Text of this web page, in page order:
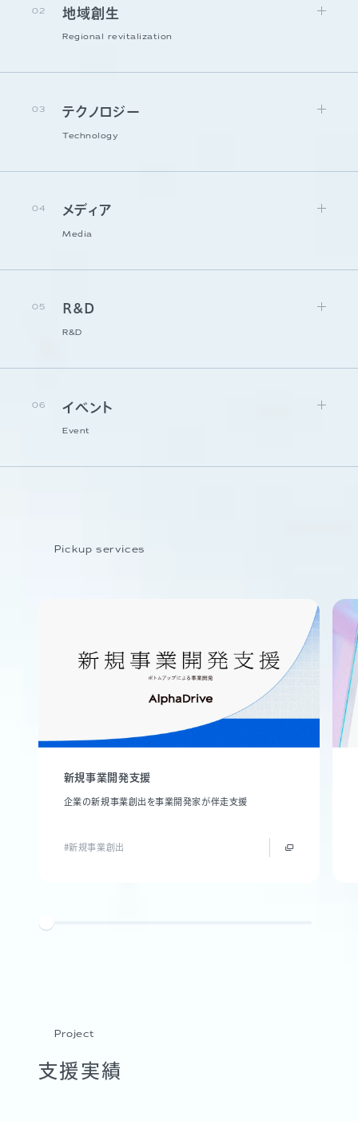
02 地域創生
Regional revitalization
03 テクノロジー
Technology
04 メディア
Media
05 R&D
R&D
06 イベント
Event
Pickup services
新規事業開発支援
企業の新規事業創出を事業開発家が伴走支援
#新規事業創出
Project
支援実績